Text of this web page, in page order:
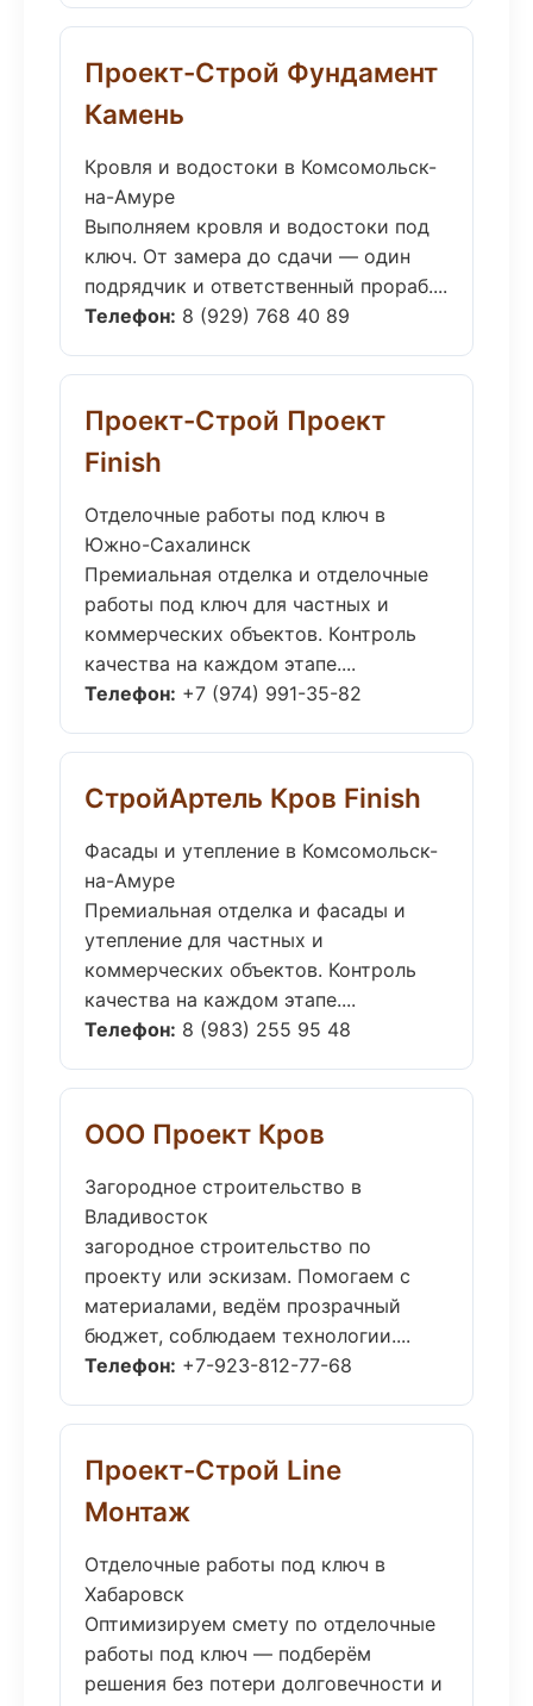
Проект-Строй Фундамент
Камень
Кровля и водостоки в Комсомольск-
на-Амуре
Выполняем кровля и водостоки под
ключ. От замера до сдачи — один
подрядчик и ответственный прораб....
Телефон: 8 (929) 768 40 89
Проект-Строй Проект
Finish
Отделочные работы под ключ в
Южно-Сахалинск
Премиальная отделка и отделочные
работы под ключ для частных и
коммерческих объектов. Контроль
качества на каждом этапе....
Телефон: +7 (974) 991-35-82
СтройАртель Кров Finish
Фасады и утепление в Комсомольск-
на-Амуре
Премиальная отделка и фасады и
утепление для частных и
коммерческих объектов. Контроль
качества на каждом этапе....
Телефон: 8 (983) 255 95 48
ООО Проект Кров
Загородное строительство в
Владивосток
загородное строительство по
проекту или эскизам. Помогаем с
материалами, ведём прозрачный
бюджет, соблюдаем технологии....
Телефон: +7-923-812-77-68
Проект-Строй Line
Монтаж
Отделочные работы под ключ в
Хабаровск
Оптимизируем смету по отделочные
работы под ключ — подберём
решения без потери долговечности и